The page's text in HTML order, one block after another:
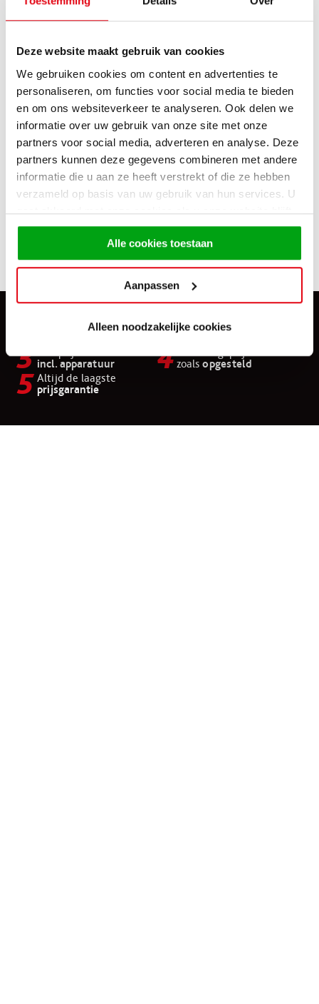
Deze website maakt gebruik van cookies
We gebruiken cookies om content en advertenties te
personaliseren, om functies voor social media te bieden
en om ons websiteverkeer te analyseren. Ook delen we
informatie over uw gebruik van onze site met onze
partners voor social media, adverteren en analyse. Deze
partners kunnen deze gegevens combineren met andere
informatie die u aan ze heeft verstrekt of die ze hebben
verzameld op basis van uw gebruik van hun services. U
gaat akkoord met onze cookies als u onze website blijft
gebruiken.
Alle cookies toestaan
Aanpassen
Alleen noodzakelijke cookies
Cucina € 8.999,-
Bali € 9.798,-
Altijd goedkoper
dan op
Alle prijzen
incl. apparatuur
Keukens geprijsd
zoals opgesteld
Altijd de laagste
prijsgarantie